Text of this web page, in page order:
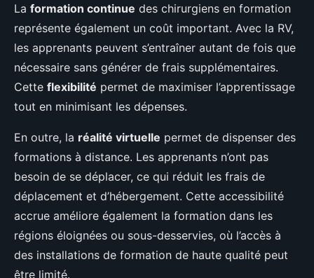
La formation continue des chirurgiens en formation
représente également un coût important. Avec la RV,
les apprenants peuvent s’entraîner autant de fois que
nécessaire sans générer de frais supplémentaires.
Cette flexibilité permet de maximiser l’apprentissage
tout en minimisant les dépenses.
En outre, la réalité virtuelle permet de dispenser des
formations à distance. Les apprenants n’ont pas
besoin de se déplacer, ce qui réduit les frais de
déplacement et d’hébergement. Cette accessibilité
accrue améliore également la formation dans les
régions éloignées ou sous-desservies, où l’accès à
des installations de formation de haute qualité peut
être limité.